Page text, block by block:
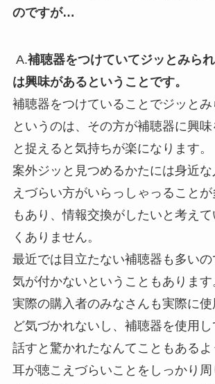
のですが…
A.補聴器をつけていてジッとみら
は興味があるということです。
補聴器をつけていることでジッとみ
というのは、その方が補聴器に興
と捉えると気持ちが楽になります。
案外ジッと見つめるかたには身近な
えづらい方がいらっしゃっること
もあり、情報交換がしたいと考え
くありません。
最近では目立たない補聴器も多いの
気が付かないということもあります
実際の購入者のみなさんも実際に
ど気づかれないし、補聴器を使用
話すと驚かれたなんてこともあるよ
耳が聴こえづらいことをしっかり